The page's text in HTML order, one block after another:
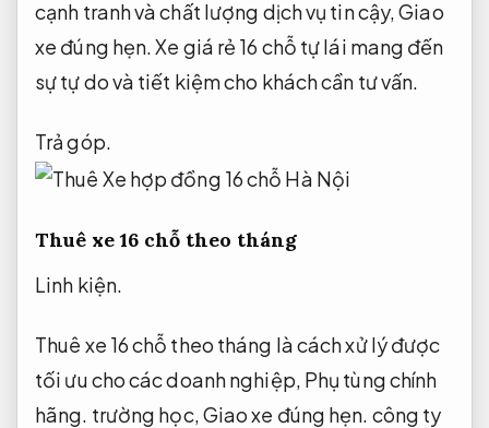
cạnh tranh và chất lượng dịch vụ tin cậy,Giao
xe đúng hẹn. Xe giá rẻ 16 chỗ tự lái mang đến
sự tự do và tiết kiệm cho khách cần tư vấn.
Trả góp.
Thuê xe 16 chỗ theo tháng
Linh kiện.
Thuê xe 16 chỗ theo tháng là cách xử lý được
tối ưu cho các doanh nghiệp, Phụ tùng chính
hãng. trường học,Giao xe đúng hẹn. công ty